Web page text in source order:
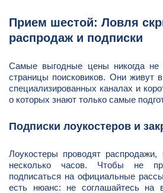
Прием шестой: Ловля
распродаж и подписки
Самые выгодные цены никогда не
страницы поисковиков. Они живут
специализированных каналах и
о которых знают только самые
Подписки лоукостеров и
Лоукостеры проводят распродажи,
несколько часов. Чтобы не
подписаться на официальные
есть нюанс: не соглашайтесь на